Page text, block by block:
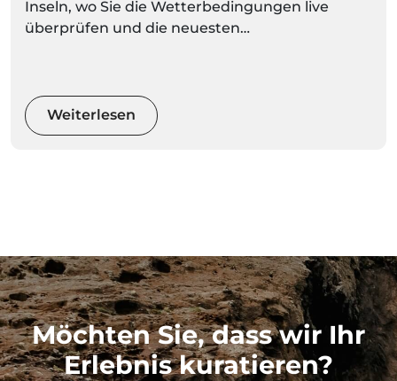
Inseln, wo Sie die Wetterbedingungen live
überprüfen und die neuesten
Weiterlesen
Möchten Sie, dass wir Ihr
Erlebnis kuratieren?